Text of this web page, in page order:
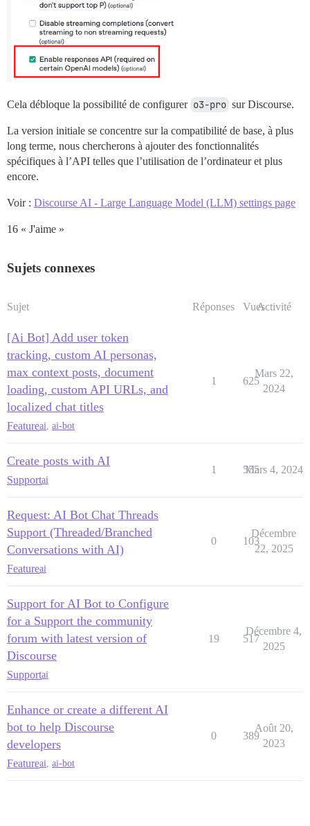
Cela débloque la possibilité de configurer o3-pro sur Discourse.
La version initiale se concentre sur la compatibilité de base, à plus
long terme, nous chercherons à ajouter des fonctionnalités
spécifiques à l’API telles que l’utilisation de l’ordinateur et plus
encore.
Voir : Discourse AI - Large Language Model (LLM) settings page
16 « J'aime »
Sujets connexes
Sujet Réponses VuesActivité
[Ai Bot] Add user token
tracking, custom AI personas,
max context posts, document
loading, custom API URLs, and
localized chat titles
Featureai, ai-bot
1 625
Mars 22,
2024
Create posts with AI
Supportai
1 555
Mars 4, 2024
Request: AI Bot Chat Threads
Support (Threaded/Branched
Conversations with AI)
Featureai
0 103
Décembre
22, 2025
Support for AI Bot to Configure
for a Support the community
forum with latest version of
Discourse
Supportai
19 517
Décembre 4,
2025
Enhance or create a different AI
bot to help Discourse
developers
Featureai, ai-bot
0 389
Août 20,
2023